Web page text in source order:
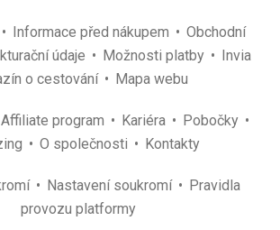
Informace před nákupem
Obchodní
údaje Možnosti platby
Invia
o cestování
Mapa webu
Affiliate program Kariéra
Pobočky
O společnosti Kontakty
Nastavení soukromí
Pravidla
provozu platformy